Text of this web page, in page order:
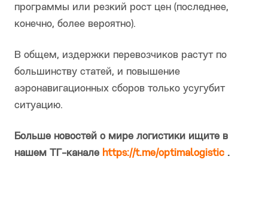
программы или резкий рост цен (последнее,
конечно, более вероятно).
В общем, издержки перевозчиков растут по
большинству статей, и повышение
аэронавигационных сборов только усугубит
ситуацию.
Больше новостей о мире логистики ищите в
нашем ТГ-канале https://t.me/optimalogistic .